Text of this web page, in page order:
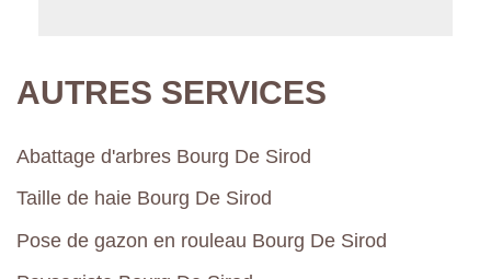
AUTRES SERVICES
Abattage d'arbres Bourg De Sirod
Taille de haie Bourg De Sirod
Pose de gazon en rouleau Bourg De Sirod